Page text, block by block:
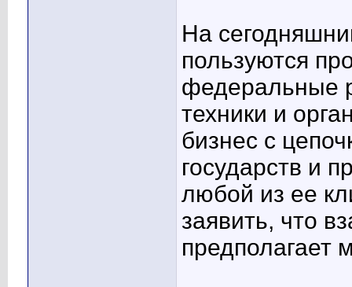
На
пользуются
федеральные
техники и
бизнес с
государств и
любой из ее
заявить, что
предполагает